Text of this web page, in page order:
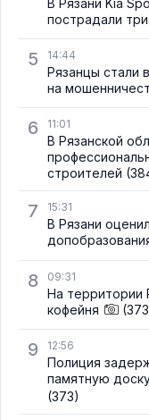
В Рязани Kia
пострадали
5 14:44
Рязанцы стали
на
6 11:01
В Рязанской
строителей
7 15:31
В Рязани
8 09:31
На территории
кофейня
9 12:56
Полиция
памятную
(373)